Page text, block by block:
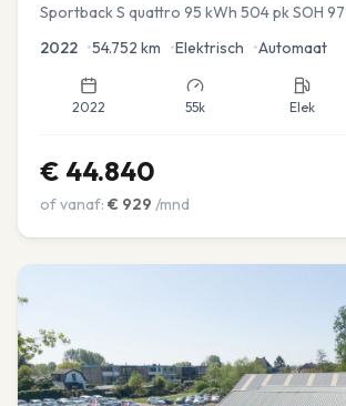
Sportback S quattro 95 kWh 504 pk SOH
2022 •54.752 km •Elektrisch •Automaat
2022 55k Elek
€ 44.840
of vanaf: € 929 /mnd